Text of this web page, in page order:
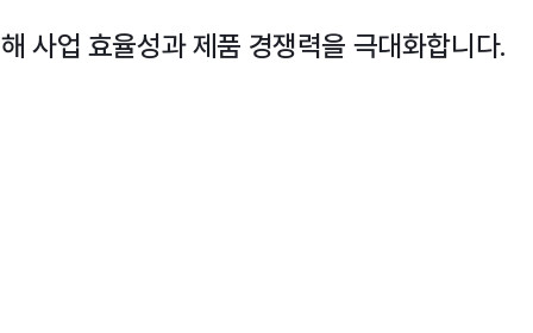
사업 효율성과 제품 경쟁력을 극대화합니다.